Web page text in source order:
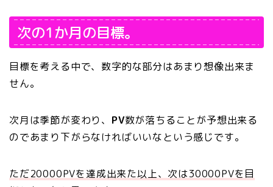
次の1か月の目標。
目標を考える中で、数字的な部分はあまり想像出来ま
せん。
次月は季節が変わり、 PV数が落ちることが予想出来る
のであまり下がらなければいいなという感じです。
ただ20000PVを達成出来た以上、次は30000PVを目